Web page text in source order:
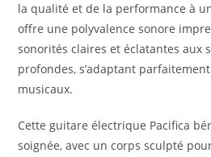
la qualité et de la performance à
offre une polyvalence sonore
sonorités claires et éclatantes aux
profondes, s’adaptant
musicaux.
Cette guitare électrique Pacifica
soignée, avec un corps sculpté